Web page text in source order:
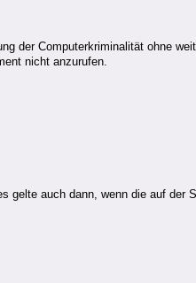
der Computerkriminalität ohne
nicht anzurufen.
gelte auch dann, wenn die auf der